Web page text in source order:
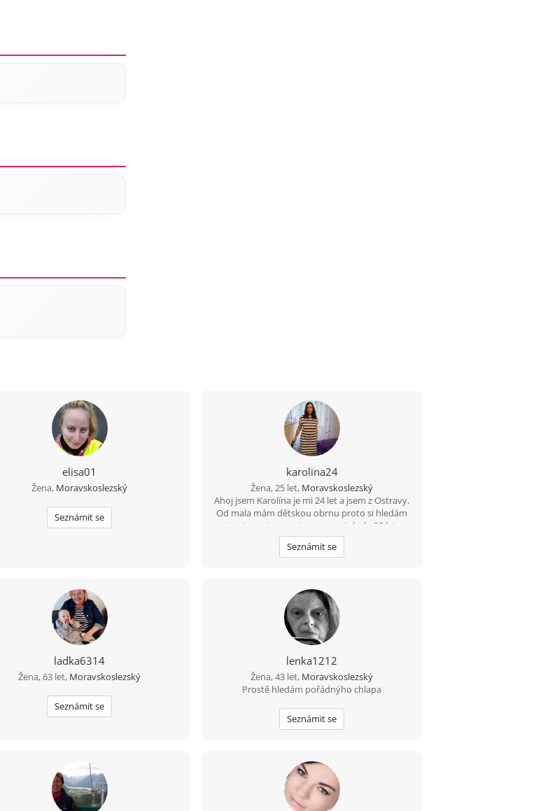
elisa01
Žena, Moravskoslezský
Seznámit se
karolina24
Žena, 25 let, Moravskoslezský
Ahoj jsem Karolína je mi 24 let a jsem z Ostravy.
Od mala mám dětskou obrnu proto si hledám
touto cestou partnera na vztah do 35 let
abstinenta, bezdětného sama děti nemám ani
neplánuji. Hledám někoho kdo mě bude mít rád
Seznámit se
ladka6314
Žena, 63 let, Moravskoslezský
Seznámit se
lenka1212
Žena, 43 let, Moravskoslezský
Prostě hledám pořádnýho chlapa
Seznámit se